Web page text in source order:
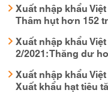
Xuất nhập khẩu
Thâm hụt hơn 152
Xuất nhập khẩu
2/2021: Thăng dư
Xuất nhập khẩu
Xuất khẩu hạt tiêu